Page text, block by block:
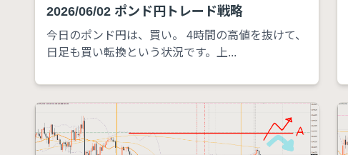
2026/06/02 ポンド円トレード戦略
今日のポンド円は、買い。 4時間の高値を抜けて、
日足も買い転換という状況です。上...